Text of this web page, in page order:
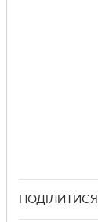
ПОДІЛИТИСЯ